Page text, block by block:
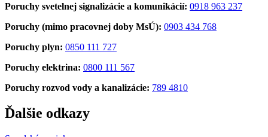
Poruchy svetelnej signalizácie a komunikácií: 0918 963 237
Poruchy (mimo pracovnej doby MsÚ): 0903 434 768
Poruchy plyn: 0850 111 727
Poruchy elektrina: 0800 111 567
Poruchy rozvod vody a kanalizácie: 789 4810
Ďalšie odkazy